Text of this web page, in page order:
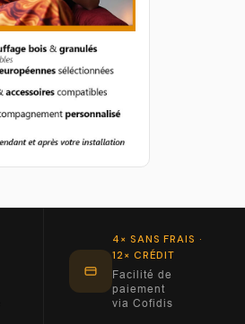
4× SANS FRAIS ·
12× CRÉDIT
Facilité de
paiement
via Cofidis